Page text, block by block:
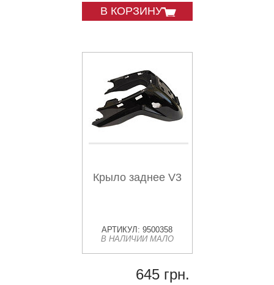
В КОРЗИНУ
Крыло заднее V3
АРТИКУЛ: 9500358
В НАЛИЧИИ МАЛО
645 грн.